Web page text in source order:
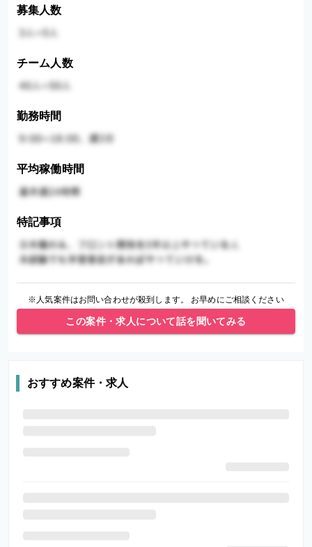
募集人数
チーム人数
勤務時間
平均稼働時間
特記事項
※人気案件はお問い合わせが殺到します。 お早めにご相談ください
この案件・求人について話を聞いてみる
おすすめ案件・求人